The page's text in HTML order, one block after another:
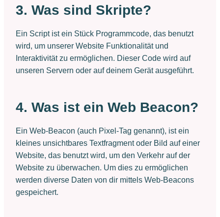
3. Was sind Skripte?
Ein Script ist ein Stück Programmcode, das benutzt
wird, um unserer Website Funktionalität und
Interaktivität zu ermöglichen. Dieser Code wird auf
unseren Servern oder auf deinem Gerät ausgeführt.
4. Was ist ein Web Beacon?
Ein Web-Beacon (auch Pixel-Tag genannt), ist ein
kleines unsichtbares Textfragment oder Bild auf einer
Website, das benutzt wird, um den Verkehr auf der
Website zu überwachen. Um dies zu ermöglichen
werden diverse Daten von dir mittels Web-Beacons
gespeichert.